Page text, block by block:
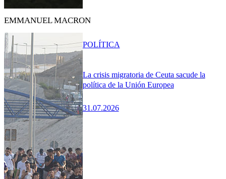
EMMANUEL MACRON
La crisis migratoria de Ceuta sacude la
política de la Unión Europea
31.07.2026
POLÍTICA